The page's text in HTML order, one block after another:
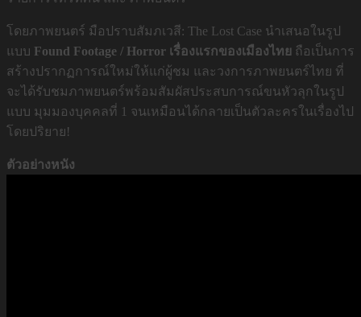
โดยภาพยนตร์ มือปราบสัมภเวสี: The Lost Case นำเสนอในรูป
แบบ Found Footage / Horror เรื่องแรกของเมืองไทย ถือเป็นการ
สร้างปรากฏการณ์ใหม่ให้แก่ผู้ชม และวงการภาพยนตร์ไทย ที่
จะได้รับชมภาพยนตร์พร้อมสัมผัสประสบการณ์ขนหัวลุกในรูป
แบบ มุมมองบุคคลที่ 1 จนเหมือนได้กลายเป็นตัวละครในเรื่องไป
โดยปริยาย!
ตัวอย่างหนัง